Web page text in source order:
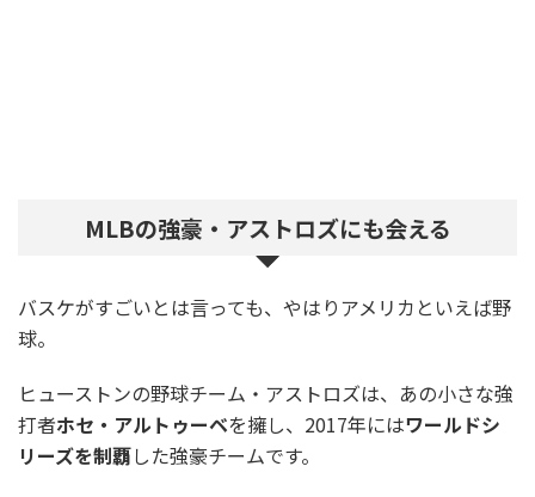
MLBの強豪・アストロズにも会える
バスケがすごいとは言っても、やはりアメリカといえば野
球。
ヒューストンの野球チーム・アストロズは、あの小さな強
打者ホセ・アルトゥーベを擁し、2017年にはワールドシ
リーズを制覇した強豪チームです。